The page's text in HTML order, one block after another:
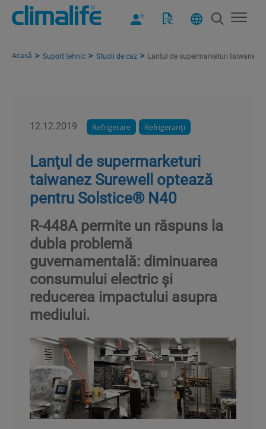
Acasă Suport tehnic Studii de caz Lanţul de supermarketuri taiwanez
12.12.2019 Refrigerare Refrigeranţi
Lanţul de supermarketuri
taiwanez Surewell optează
pentru Solstice® N40
R-448A permite un răspuns la
dubla problemă
guvernamentală: diminuarea
consumului electric şi
reducerea impactului asupra
mediului.